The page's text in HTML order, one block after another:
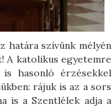
határa szívünk mélyén
A katolikus egyetemre
is hasonló érzésekkel
rájuk is az a sors
is a Szentlélek adja a